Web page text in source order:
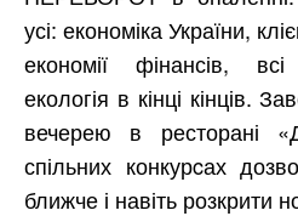
усі: економіка України,
економії фінансів,
екологія в кінці кінців.
вечерею в ресторані
спільних конкурcах
ближче і навіть розкрити